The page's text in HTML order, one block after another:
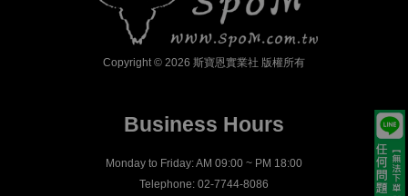
Copyright © 2026 斯寶恩實業社 版權所有
Business Hours
Monday to Friday: AM 09:00 ~ PM 18:00
Telephone: 02-7744-8086